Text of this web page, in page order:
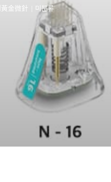
黃金微針 미분류